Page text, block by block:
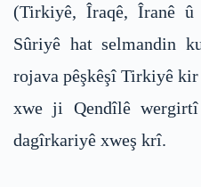
(Tirkiyê, Îraqê, Îranê
Sûriyê hat selmandin
rojava pêşkêşî Tirkiyê kir
xwe ji Qendîlê
dagîrkariyê xweş krî.